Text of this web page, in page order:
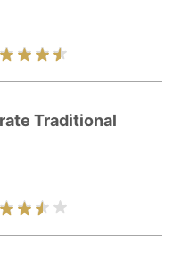
Traditional